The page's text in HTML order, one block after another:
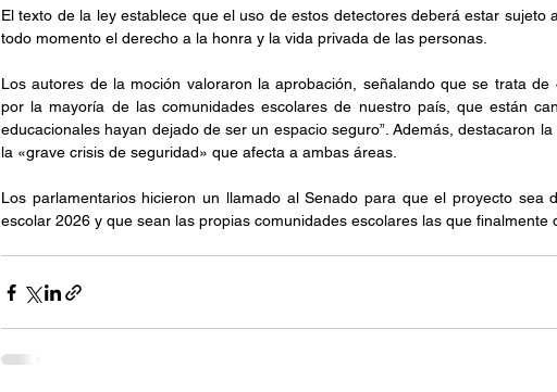
El texto de la ley establece que el uso de estos detectores deberá estar sujeto
todo momento el derecho a la honra y la vida privada de las personas.
Los autores de la moción valoraron la aprobación, señalando que se trata
por la mayoría de las comunidades escolares de nuestro país, que están
educacionales hayan dejado de ser un espacio seguro”. Además, destacaron
la «grave crisis de seguridad» que afecta a ambas áreas.
Los parlamentarios hicieron un llamado al Senado para que el proyecto sea
escolar 2026 y que sean las propias comunidades escolares las que finalmente